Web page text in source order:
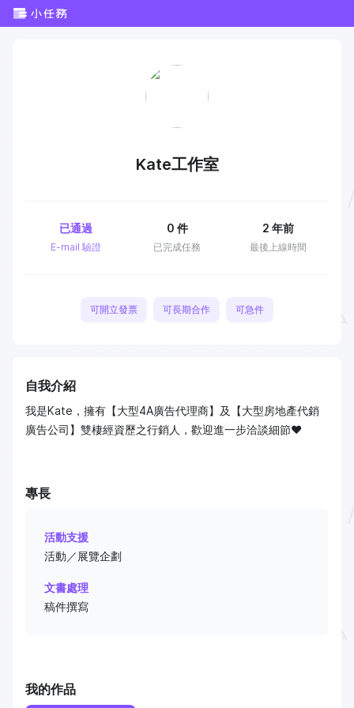
Kate工作室
E-mail 驗證
已通過
已完成任務
0 件
最後上線時間
2 年前
可開立發票 可長期合作 可急件
自我介紹
我是Kate，擁有【大型4A廣告代理商】及【大型房地產代銷
廣告公司】雙棲經資歷之行銷人，歡迎進一步洽談細節❤️
專長
活動支援
活動／展覽企劃
文書處理
稿件撰寫
我的作品